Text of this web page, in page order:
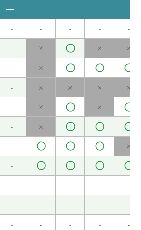
家一边看YouTube一边学中文。
很开心、谢谢老师。期待下次
忙了。 ( 女性 )
还没有什么安排。如果没有安排
好好休息。
( 女性 )
，我觉得时间过得越来越快。
- - - - -
- × 〇 × ×
- × 〇 〇 〇
- × × × ×
- × 〇 × 〇
- × 〇 〇 〇
- 〇 〇 〇 ×
- 〇 〇 〇 〇
- - - - -
- - - - -
- - - - -